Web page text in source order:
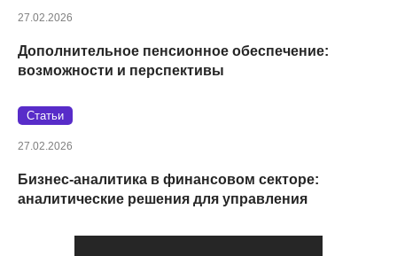
27.02.2026
Дополнительное пенсионное обеспечение:
возможности и перспективы
Статьи
27.02.2026
Бизнес-аналитика в финансовом секторе:
аналитические решения для управления